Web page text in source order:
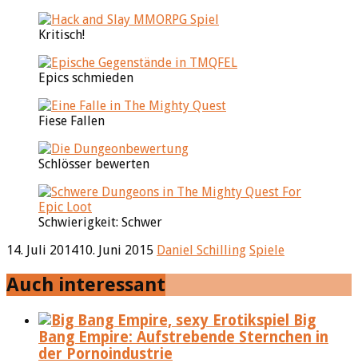
Kritisch!
Epics schmieden
Fiese Fallen
Schlösser bewerten
Schwierigkeit: Schwer
14. Juli 201410. Juni 2015 Daniel Schilling Spiele
Auch interessant
Big
Bang Empire: Aufstrebende Sternchen in
der Pornoindustrie